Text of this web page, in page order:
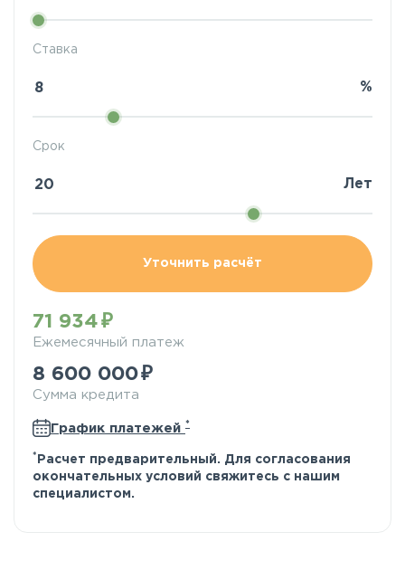
Ставка
%
Срок
Лет
Уточнить расчёт
71 934
Ежемесячный платеж
8 600 000
Сумма кредита
График платежей *
* Расчет предварительный. Для согласования
окончательных условий свяжитесь с нашим
специалистом.